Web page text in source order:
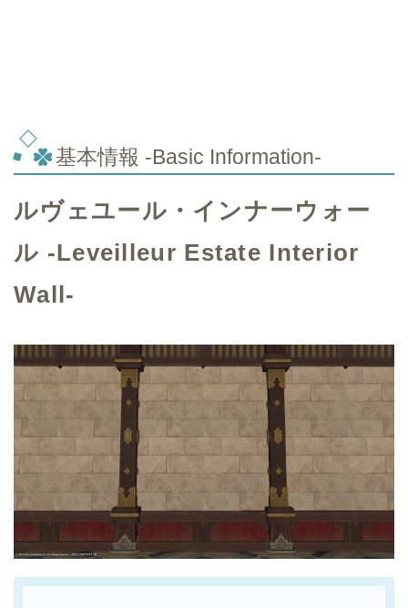
基本情報 -Basic Information-
ルヴェユール・インナーウォー
ル -Leveilleur Estate Interior
Wall-